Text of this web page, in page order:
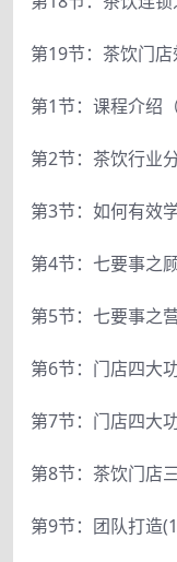
第19节：茶饮门
第1节：课程介绍
第2节：茶饮行业
第3节：如何有效
第4节：七要事之
第5节：七要事之
第6节：门店四大
第7节：门店四大
第8节：茶饮门店
第9节：团队打造